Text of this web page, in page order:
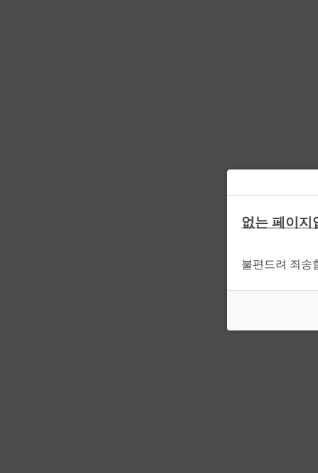
없는 페이지
불편드려 죄송